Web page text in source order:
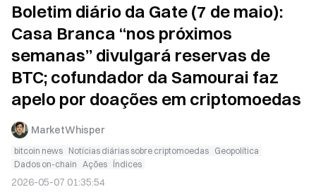
Boletim diário da Gate (7 de maio):
Casa Branca “nos próximos
semanas” divulgará reservas de
BTC; cofundador da Samourai faz
apelo por doações em criptomoedas
MarketWhisper
bitcoin news Notícias diárias sobre criptomoedas Geopolítica
Dados on-chain Ações Índices
2026-05-07 01:35:54